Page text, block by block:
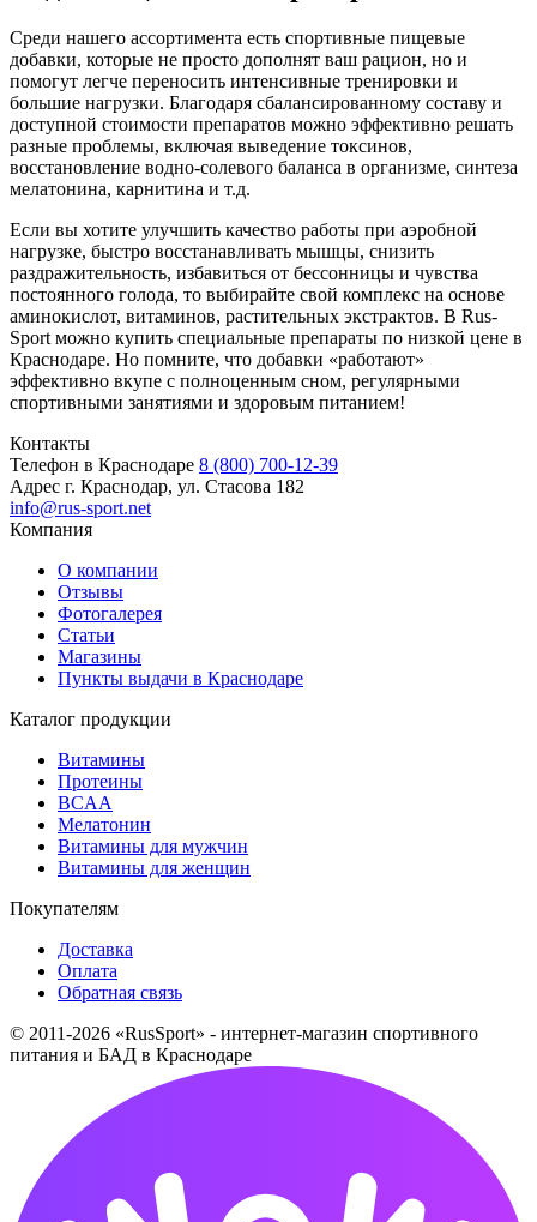
Среди нашего ассортимента есть спортивные пищевые
добавки, которые не просто дополнят ваш рацион, но и
помогут легче переносить интенсивные тренировки и
большие нагрузки. Благодаря сбалансированному составу и
доступной стоимости препаратов можно эффективно решать
разные проблемы, включая выведение токсинов,
восстановление водно-солевого баланса в организме, синтеза
мелатонина, карнитина и т.д.
Если вы хотите улучшить качество работы при аэробной
нагрузке, быстро восстанавливать мышцы, снизить
раздражительность, избавиться от бессонницы и чувства
постоянного голода, то выбирайте свой комплекс на основе
аминокислот, витаминов, растительных экстрактов. В Rus-
Sport можно купить специальные препараты по низкой цене в
Краснодаре. Но помните, что добавки «работают»
эффективно вкупе с полноценным сном, регулярными
спортивными занятиями и здоровым питанием!
Контакты
Телефон в Краснодаре 8 (800) 700-12-39
Адрес г. Краснодар, ул. Стасова 182
info@rus-sport.net
Компания
О компании
Отзывы
Фотогалерея
Статьи
Магазины
Пункты выдачи в Краснодаре
Каталог продукции
Витамины
Протеины
BCAA
Мелатонин
Витамины для мужчин
Витамины для женщин
Покупателям
Доставка
Оплата
Обратная связь
© 2011-2026 «RusSport» - интернет-магазин спортивного
питания и БАД в Краснодаре